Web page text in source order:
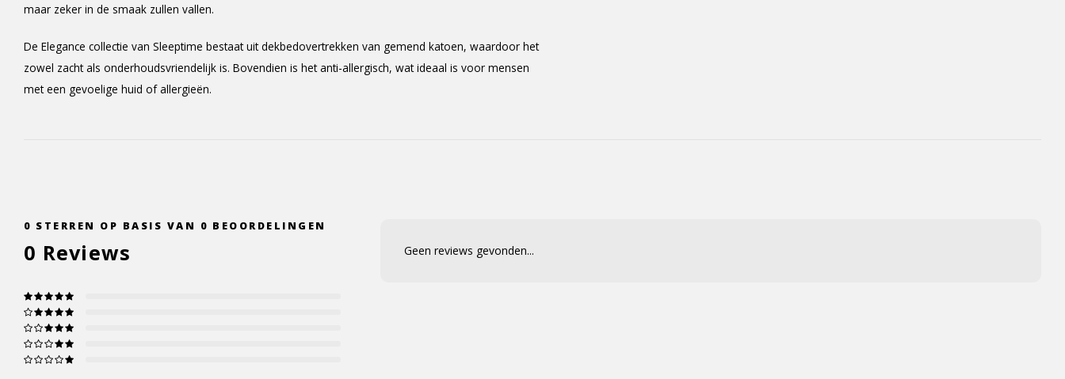
maar zeker in de smaak zullen vallen.
De Elegance collectie van Sleeptime bestaat uit dekbedovertrekken van gemend katoen, waardoor het
zowel zacht als onderhoudsvriendelijk is. Bovendien is het anti-allergisch, wat ideaal is voor mensen
met een gevoelige huid of allergieën.
0 STERREN OP BASIS VAN 0 BEOORDELINGEN
0 Reviews Geen reviews gevonden...